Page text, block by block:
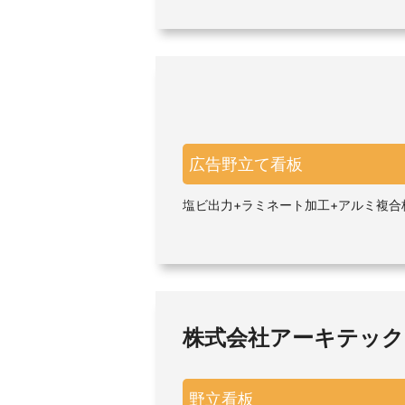
広告野立て看板
塩ビ出力+ラミネート加工+アルミ複合
株式会社アーキテッ
野立看板